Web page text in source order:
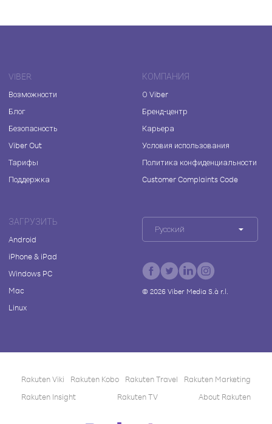
VIBER
Возможности
Блог
Безопасность
Viber Out
Тарифы
Поддержка
КОМПАНИЯ
О Viber
Бренд-центр
Карьера
Условия использования
Политика конфиденциальности
Customer Complaints Code
ЗАГРУЗИТЬ
Android
iPhone & iPad
Windows PC
Mac
Linux
Русский
© 2026Viber Media S.à r.l.
Rakuten Viki Rakuten Kobo Rakuten Travel
Rakuten Marketing
Rakuten Insight
Rakuten TV About Rakuten